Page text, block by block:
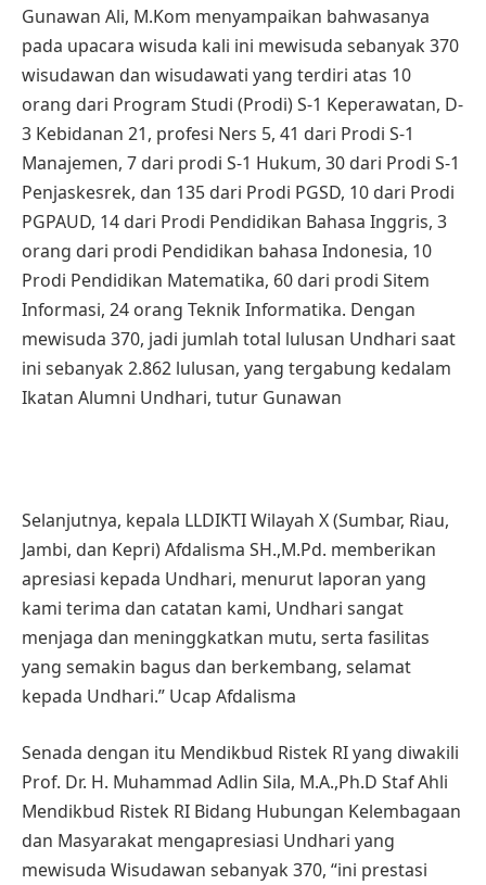
Gunawan Ali, M.Kom menyampaikan bahwasanya
pada upacara wisuda kali ini mewisuda sebanyak 370
wisudawan dan wisudawati yang terdiri atas 10
orang dari Program Studi (Prodi) S-1 Keperawatan, D-
3 Kebidanan 21, profesi Ners 5, 41 dari Prodi S-1
Manajemen, 7 dari prodi S-1 Hukum, 30 dari Prodi S-1
Penjaskesrek, dan 135 dari Prodi PGSD, 10 dari Prodi
PGPAUD, 14 dari Prodi Pendidikan Bahasa Inggris, 3
orang dari prodi Pendidikan bahasa Indonesia, 10
Prodi Pendidikan Matematika, 60 dari prodi Sitem
Informasi, 24 orang Teknik Informatika. Dengan
mewisuda 370, jadi jumlah total lulusan Undhari saat
ini sebanyak 2.862 lulusan, yang tergabung kedalam
Ikatan Alumni Undhari, tutur Gunawan
Selanjutnya, kepala LLDIKTI Wilayah X (Sumbar, Riau,
Jambi, dan Kepri) Afdalisma SH.,M.Pd. memberikan
apresiasi kepada Undhari, menurut laporan yang
kami terima dan catatan kami, Undhari sangat
menjaga dan meninggkatkan mutu, serta fasilitas
yang semakin bagus dan berkembang, selamat
kepada Undhari.” Ucap Afdalisma
Senada dengan itu Mendikbud Ristek RI yang diwakili
Prof. Dr. H. Muhammad Adlin Sila, M.A.,Ph.D Staf Ahli
Mendikbud Ristek RI Bidang Hubungan Kelembagaan
dan Masyarakat mengapresiasi Undhari yang
mewisuda Wisudawan sebanyak 370, “ini prestasi